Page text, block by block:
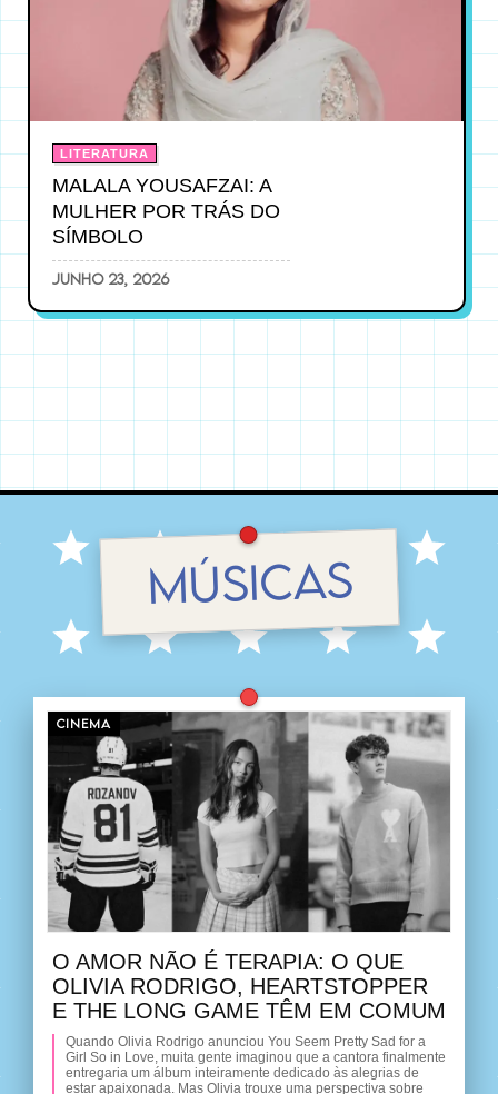
LITERATURA
MALALA YOUSAFZAI: A
MULHER POR TRÁS DO
SÍMBOLO
junho 23, 2026
MÚSICAS
CINEMA
O AMOR NÃO É TERAPIA: O QUE
OLIVIA RODRIGO, HEARTSTOPPER
E THE LONG GAME TÊM EM COMUM
Quando Olivia Rodrigo anunciou You Seem Pretty Sad for a
Girl So in Love, muita gente imaginou que a cantora finalmente
entregaria um álbum inteiramente dedicado às alegrias de
estar apaixonada. Mas Olivia trouxe uma perspectiva sobre